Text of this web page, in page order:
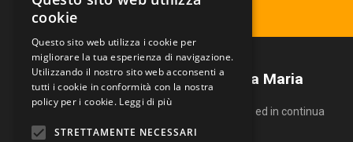
Centro Diagnostico Villa Maria
Un servizio altamente qualificato ed in continua
evoluzione.
cookie
Questo sito web utilizza i cookie per
migliorare la tua esperienza di navigazione.
Utilizzando il nostro sito web acconsenti a
tutti i cookie in conformità con la nostra
policy per i cookie. Leggi di più
STRETTAMENTE NECESSARI